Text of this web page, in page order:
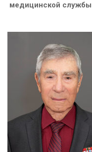
медицинской службы